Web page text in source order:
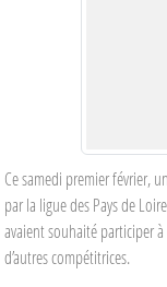
Ce samedi premier février,
par la ligue des Pays de
avaient souhaité participer
d’autres compétitrices.